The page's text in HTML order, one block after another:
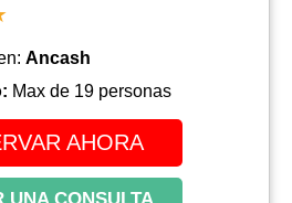
Ancash
Max de 19 personas
AHORA